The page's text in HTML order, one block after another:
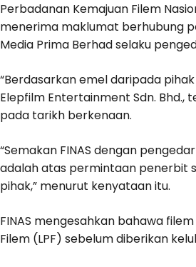
Perbadanan Kemajuan Filem
menerima maklumat berhubung
Media Prima Berhad selaku
“Berdasarkan emel daripada
Elepfilm Entertainment Sdn.
pada tarikh berkenaan.
“Semakan FINAS dengan
adalah atas permintaan penerbit
pihak,” menurut kenyataan itu.
FINAS mengesahkan bahawa
Filem (LPF) sebelum diberikan